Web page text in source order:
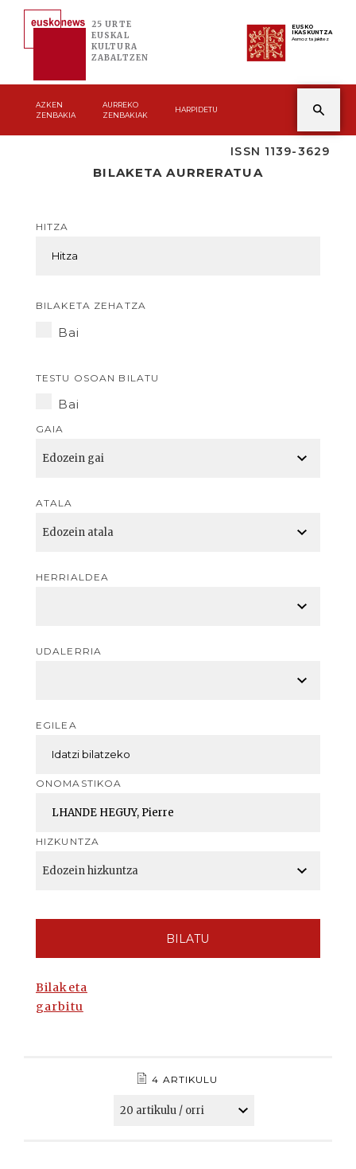
25 URTE
EUSKAL
KULTURA
ZABALTZEN
EUSKO
IKASKUNTZA
Asmoz ta jakitez
AZKEN
ZENBAKIA
AURREKO
ZENBAKIAK
HARPIDETU
ISSN 1139-3629
BILAKETA AURRERATUA
HITZA
BILAKETA ZEHATZA
Bai
TESTU OSOAN BILATU
Bai
GAIA
ATALA
HERRIALDEA
UDALERRIA
EGILEA
ONOMASTIKOA
HIZKUNTZA
BILATU
Bilaketa
garbitu
4 ARTIKULU